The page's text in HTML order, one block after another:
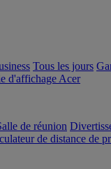
Tous les jours
d'affichage Acer
de réunion
de distance de